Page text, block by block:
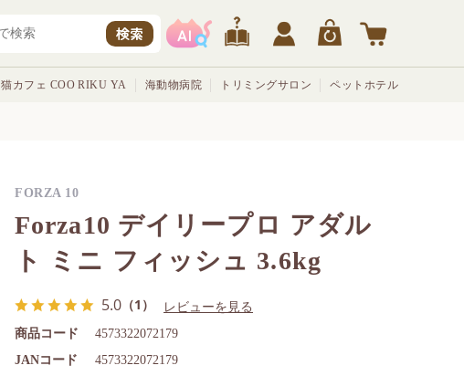
検索
猫カフェ COO RIKU YA 海動物病院 トリミングサロン ペットホテル
Forza10 デイリープロ アダル
ト ミニ フィッシュ 3.6kg
5.0 （1） レビューを見る
商品コード 4573322072179
JANコード 4573322072179
FORZA 10